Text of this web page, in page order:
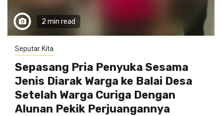
2 min read
Seputar Kita
Sepasang Pria Penyuka Sesama
Jenis Diarak Warga ke Balai Desa
Setelah Warga Curiga Dengan
Alunan Pekik Perjuangannya